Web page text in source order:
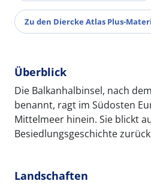
Zu den Diercke Atlas Plus-
Überblick
Die Balkanhalbinsel, nach
benannt, ragt im Südosten
Mittelmeer hinein. Sie blickt
Besiedlungsgeschichte
Landschaften